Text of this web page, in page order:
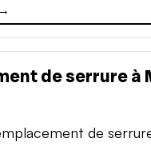
de serrure à
de